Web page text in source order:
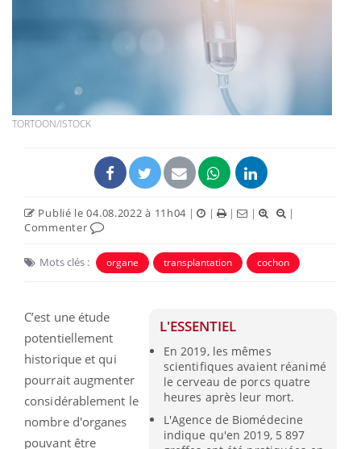
TORTOON/ISTOCK
Publié le 04.08.2022 à 11h04 | | | |
|
Commenter
Mots clés : organe transplantation cochon
L'ESSENTIEL
En 2019, les mêmes
scientifiques avaient réanimé
le cerveau de porcs quatre
heures après leur mort.
L'Agence de Biomédecine
indique qu'en 2019, 5 897
C’est une étude
potentiellement
historique et qui
pourrait augmenter
considérablement le
nombre d'organes
pouvant être